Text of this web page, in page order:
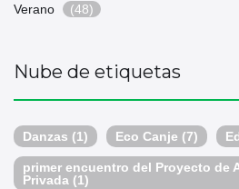
Verano (48)
Nube de etiquetas
Danzas (1) Eco Canje (7)
primer encuentro del Proyecto de
Privada (1)